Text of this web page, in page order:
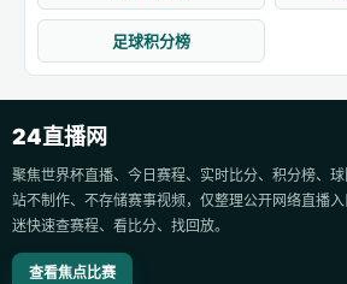
足球积分榜
24直播网
聚焦世界杯直播、今日赛程、实时比分、积分榜、
站不制作、不存储赛事视频，仅整理公开网络直播
迷快速查赛程、看比分、找回放。
查看焦点比赛